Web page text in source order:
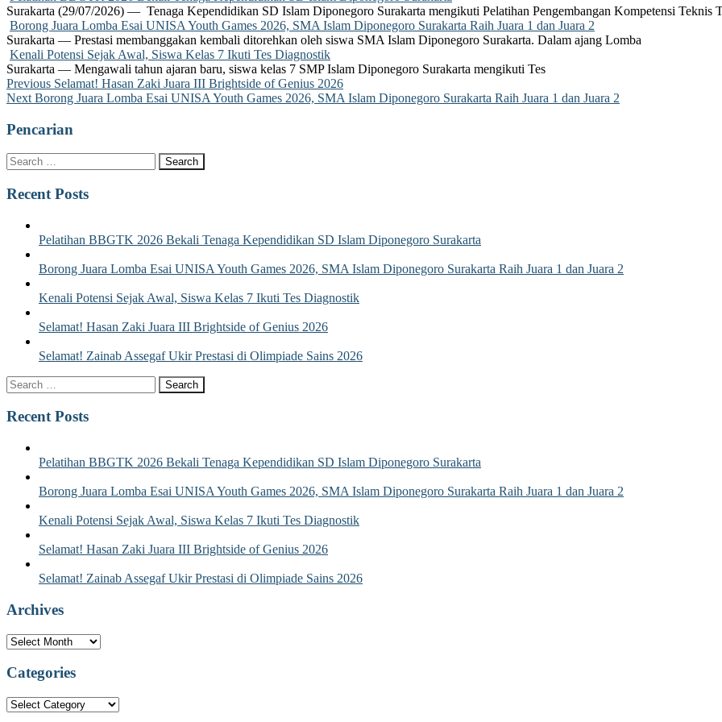
Surakarta (29/07/2026) — Tenaga Kependidikan SD Islam Diponegoro Surakarta mengikuti Pelatihan Pengembangan Kompetensi Teknis
Borong Juara Lomba Esai UNISA Youth Games 2026, SMA Islam Diponegoro Surakarta Raih Juara 1 dan Juara 2
Surakarta — Prestasi membanggakan kembali ditorehkan oleh siswa SMA Islam Diponegoro Surakarta. Dalam ajang Lomba
Kenali Potensi Sejak Awal, Siswa Kelas 7 Ikuti Tes Diagnostik
Surakarta — Mengawali tahun ajaran baru, siswa kelas 7 SMP Islam Diponegoro Surakarta mengikuti Tes
Post
navigation
Previous Previous
post:
Selamat! Hasan Zaki Juara III Brightside of Genius 2026
Next Next
Borong Juara Lomba Esai UNISA Youth Games 2026, SMA Islam Diponegoro Surakarta Raih Juara 1 dan Juara 2
Pencarian
Recent Posts
Pelatihan BBGTK 2026 Bekali Tenaga Kependidikan SD Islam Diponegoro Surakarta
Borong Juara Lomba Esai UNISA Youth Games 2026, SMA Islam Diponegoro Surakarta Raih Juara 1 dan Juara 2
Kenali Potensi Sejak Awal, Siswa Kelas 7 Ikuti Tes Diagnostik
Selamat! Hasan Zaki Juara III Brightside of Genius 2026
Selamat! Zainab Assegaf Ukir Prestasi di Olimpiade Sains 2026
Recent Posts
Pelatihan BBGTK 2026 Bekali Tenaga Kependidikan SD Islam Diponegoro Surakarta
Borong Juara Lomba Esai UNISA Youth Games 2026, SMA Islam Diponegoro Surakarta Raih Juara 1 dan Juara 2
Kenali Potensi Sejak Awal, Siswa Kelas 7 Ikuti Tes Diagnostik
Selamat! Hasan Zaki Juara III Brightside of Genius 2026
Selamat! Zainab Assegaf Ukir Prestasi di Olimpiade Sains 2026
Archives
Archives
Categories
Categories